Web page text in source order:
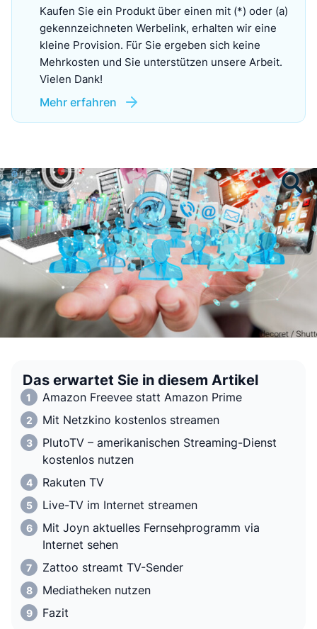
Kaufen Sie ein Produkt über einen mit (*) oder (a)
gekennzeichneten Werbelink, erhalten wir eine
kleine Provision. Für Sie ergeben sich keine
Mehrkosten und Sie unterstützen unsere Arbeit.
Vielen Dank!
Mehr erfahren
Das erwartet Sie in diesem Artikel
Amazon Freevee statt Amazon Prime
Mit Netzkino kostenlos streamen
PlutoTV – amerikanischen Streaming-Dienst
kostenlos nutzen
Rakuten TV
Live-TV im Internet streamen
Mit Joyn aktuelles Fernsehprogramm via
Internet sehen
Zattoo streamt TV-Sender
Mediatheken nutzen
Fazit